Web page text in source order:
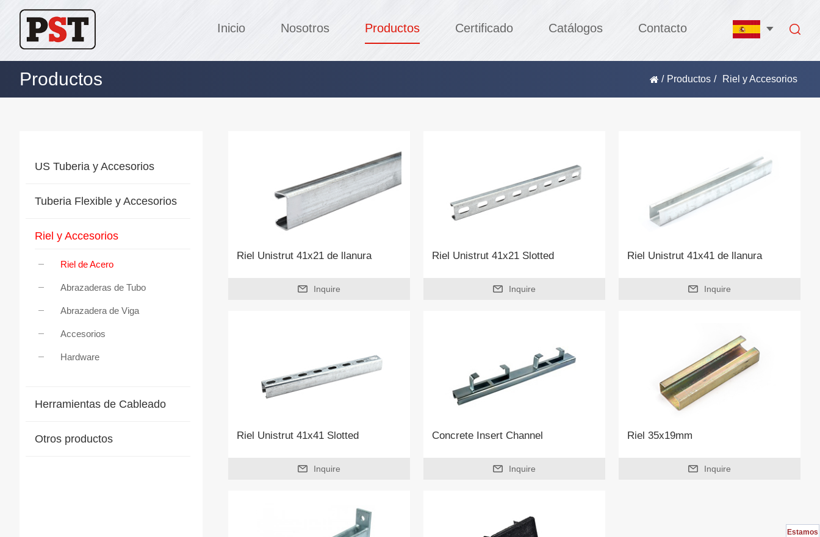
Inicio Nosotros Productos Certificado Catálogos Contacto
Productos Riel y Accesorios
/
Productos
/
US Tuberia y Accesorios
Tuberia Flexible y Accesorios
Riel y Accesorios
Riel de Acero
Abrazaderas de Tubo
Abrazadera de Viga
Accesorios
Hardware
Herramientas de Cableado
Otros productos
Riel Unistrut 41x21 de llanura
Inquire
Riel Unistrut 41x21 Slotted
Inquire
Riel Unistrut 41x41 de llanura
Inquire
Riel Unistrut 41x41 Slotted
Inquire
Concrete Insert Channel
Inquire
Riel 35x19mm
Inquire
Estamos